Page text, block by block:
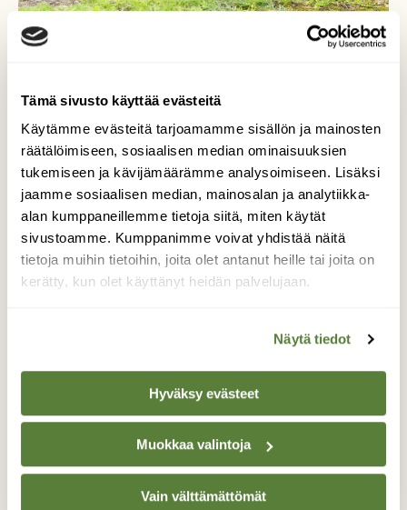
Tämä sivusto käyttää evästeitä
Käytämme evästeitä tarjoamamme sisällön ja mainosten
räätälöimiseen, sosiaalisen median ominaisuuksien
tukemiseen ja kävijämäärämme analysoimiseen. Lisäksi
jaamme sosiaalisen median, mainosalan ja analytiikka-
alan kumppaneillemme tietoja siitä, miten käytät
sivustoamme. Kumppanimme voivat yhdistää näitä
tietoja muihin tietoihin, joita olet antanut heille tai joita on
kerätty, kun olet käyttänyt heidän palvelujaan.
Näytä tiedot
Hyväksy evästeet
Muokkaa valintoja
Vain välttämättömät
Mitä sen väliä kuka ne
mansikat syö
Heti aamusta saapuu tämä pienokainen
meidän mansikkamaalle,ja popsii kuin
aikuinen orava,turkki on märkänä,kostean
Valokuvaaja: sirpa jyske, Virrat 22.7-19
TAKAISIN LISTAAN